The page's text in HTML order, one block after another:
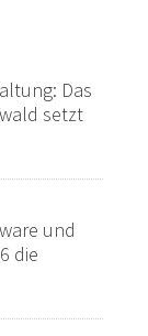
Das
setzt
und
die